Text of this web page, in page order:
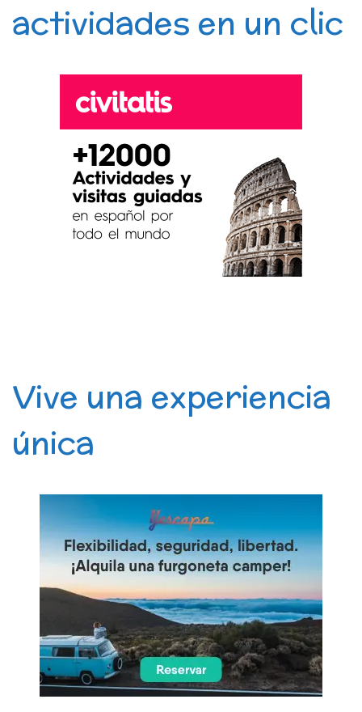
actividades en un clic
Vive una experiencia
única